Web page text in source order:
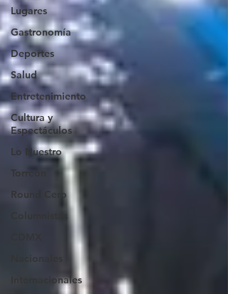
Lugares
Gastronomía
Deportes
Salud
Entretenimiento
Cultura y
Espectáculos
Lo Nuestro
Torreón
Round Cero
Columnistas
Nacionales
Internacionales